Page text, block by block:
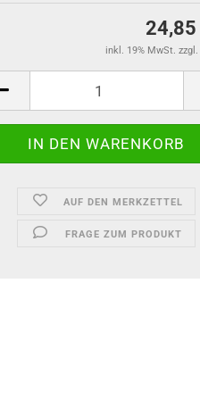
24,85
inkl. 19% MwSt. zzgl.
AUF DEN MERKZETTEL
FRAGE ZUM PRODUKT